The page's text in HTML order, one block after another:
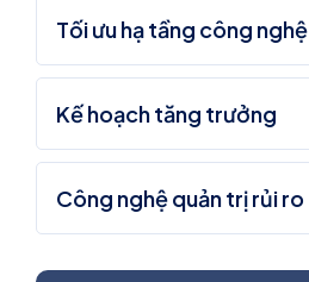
Tối ưu hạ tầng công nghệ
Kế hoạch tăng trưởng
Công nghệ quản trị rủi ro